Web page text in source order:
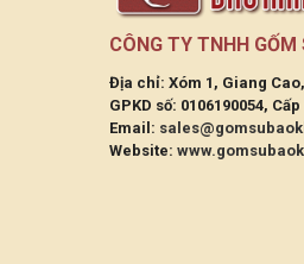
CÔNG TY TNHH GỐM
Địa chỉ: Xóm 1, Giang
GPKD số: 0106190054,
Email:
Website: